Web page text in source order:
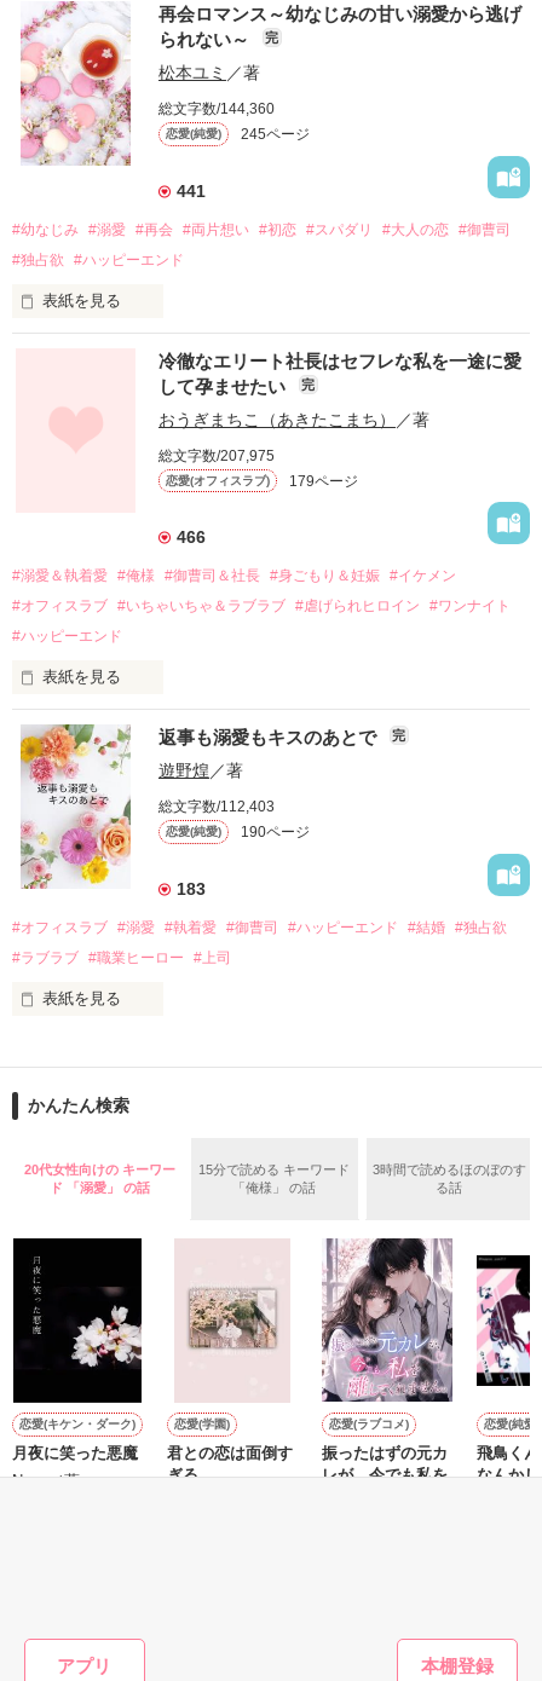
アプリ
再会ロマンス～幼なじみの甘い溺愛から逃げ
られない～
完
松本ユミ ／著
総文字数/144,360
恋愛(純愛) 245ページ
441
#幼なじみ #溺愛 #再会 #両片想い #初恋 #スパダリ #大人の恋 #御曹司
#独占欲
#ハッピーエンド
表紙を見る
幼なじみの哲平に淡い恋心を抱いていた美桜。
しかし、ある出来事をきっかけに二人の関係は壊れてしまう。
関係修復もできないまま、美桜は両親の離婚によって
引っ越すことになり、哲平とも離れ離れになった。
それから約十二年後。
過去の傷から、二度と会いたくないと思っていた哲平に
運命のような再会を果たす。
酔った勢いで一夜を共にしてしまった。
さらに、美桜が初めてだと知った哲平は
『責任をとる、結婚しよう』と真っ直ぐに告げてきた。
戸惑う美桜とは裏腹に、好きという気持ちを隠すことなく
甘やかしてくる。
そんなある日、哲平は美桜がストーカー被害に
遭っていることを知る。
美桜を守るため、哲平は同居を提案してきて――。
夏木美桜(なつきみお)
鳴海哲平 (なるみてっぺい)
2026.6.5～2026.7.25
＊以前、公開していた話の改稿版です＊
作品を読む
冷徹なエリート社長はセフレな私を一途に愛
して孕ませたい
完
おうぎまちこ（あきたこまち） ／著
総文字数/207,975
恋愛(オフィスラブ) 179ページ
466
#溺愛＆執着愛 #俺様 #御曹司＆社長 #身ごもり＆妊娠 #イケメン
#オフィスラブ #いちゃいちゃ＆ラブラブ #虐げられヒロイン
#ワンナイト
#ハッピーエンド
表紙を見る
おかしな噂を流されて前の職場でうまくいかなかった梅田美
桜は、海外で傷心旅行をしていたところ、日本人美青年と出会
い、酒の勢いもあり一夜限りの関係となる。
帰国後、美桜は新しい職場でワンナイトした美青年と再会。
なんと彼の正体は、とある財閥御曹司にも関わらず、一族を離
れて起業した新進気鋭の実業家、社内でも冷徹だと評判な社長
――御影恭司その人だったのだ――！
なぜか恭司から飼い猫の世話係を命じられた美桜は、猫の世
の関係となってしまい――？
返事も溺愛もキスのあとで 完
遊野煌／著
総文字数/112,403
恋愛(純愛) 190ページ
183
#オフィスラブ #溺愛 #執着愛 #御曹司 #ハッピーエンド #結婚 #独占欲
#ラブラブ #職業ヒーロー #上司
表紙を見る
ションの企画戦略室で働いている。
めた、同期で恋人の石垣守（26）がいるのだが、後輩の姫原由
いた。
守と由羅から『便利屋雛子』と馬鹿にされ、一人こっそり泣い
鷹哉『宜しくな、俺の雛子』🦅
雛子『俺の……ひぃ、雛子？！！！』🐥
シゴデキで冷徹な上司が見せる素顔は、なぜか想像以上に甘く
※表紙も作中使用の画像も全てフリー素材です。
※執筆期間2026.6.3〜7.20完結です。
かんたん検索
20代女性向けの キーワー
ド 「溺愛」 の話
15分で読める キーワード
「俺様」 の話
3時間で読めるほのぼのす
る話
恋愛(キケン・ダーク)
月夜に笑った悪魔
Neno／著
恋愛(学園)
君との恋は面倒す
ぎる
恋愛(ラブコメ)
振ったはずの元カ
レが、今でも私を
恋愛(純愛)
飛鳥く
なんか
かんたん検索の条件を変える